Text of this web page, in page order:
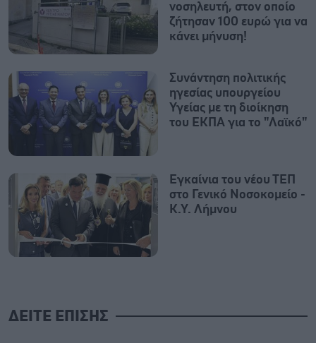
νοσηλευτή, στον οποίο
ζήτησαν 100 ευρώ για να
κάνει μήνυση!
Συνάντηση πολιτικής
ηγεσίας υπουργείου
Υγείας με τη διοίκηση
του ΕΚΠΑ για το "Λαϊκό"
Εγκαίνια του νέου ΤΕΠ
στο Γενικό Νοσοκομείο -
Κ.Υ. Λήμνου
ΔΕΙΤΕ ΕΠΙΣΗΣ